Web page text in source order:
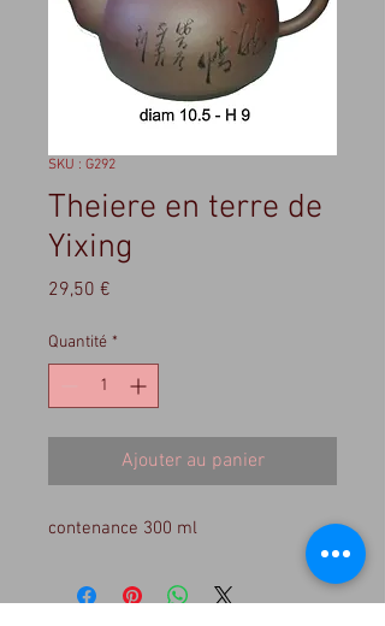
SKU : G292
Theiere en terre de
Yixing
29,50 €
Quantité *
Ajouter au panier
contenance 300 ml